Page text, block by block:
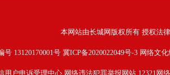
本网站由长城网版权所有 授权法
13120170001号 冀ICP备2020022049号-3网络文化
用户申诉受理中心 网络违法犯罪举报网站 12321网